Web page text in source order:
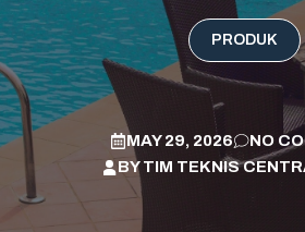
PRODUK
MAY 29, 2026
NO
BYTIM TEKNIS